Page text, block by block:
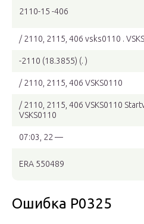
2110-15 -406
/ 2110, 2115, 406 vsks0110 .
-2110 (18.3855) (. )
/ 2110, 2115, 406 VSKS0110
/ 2110, 2115, 406 VSKS0110
VSKS0110
07:03, 22 —
ERA 550489
Ошибка P0325